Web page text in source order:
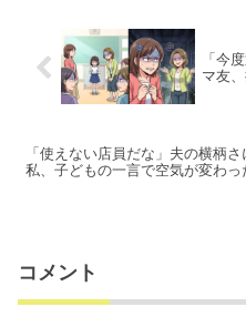
「今
マ友
「使えない店員だな」夫の横柄さ
私、子どもの一言で空気が変わっ
コメント